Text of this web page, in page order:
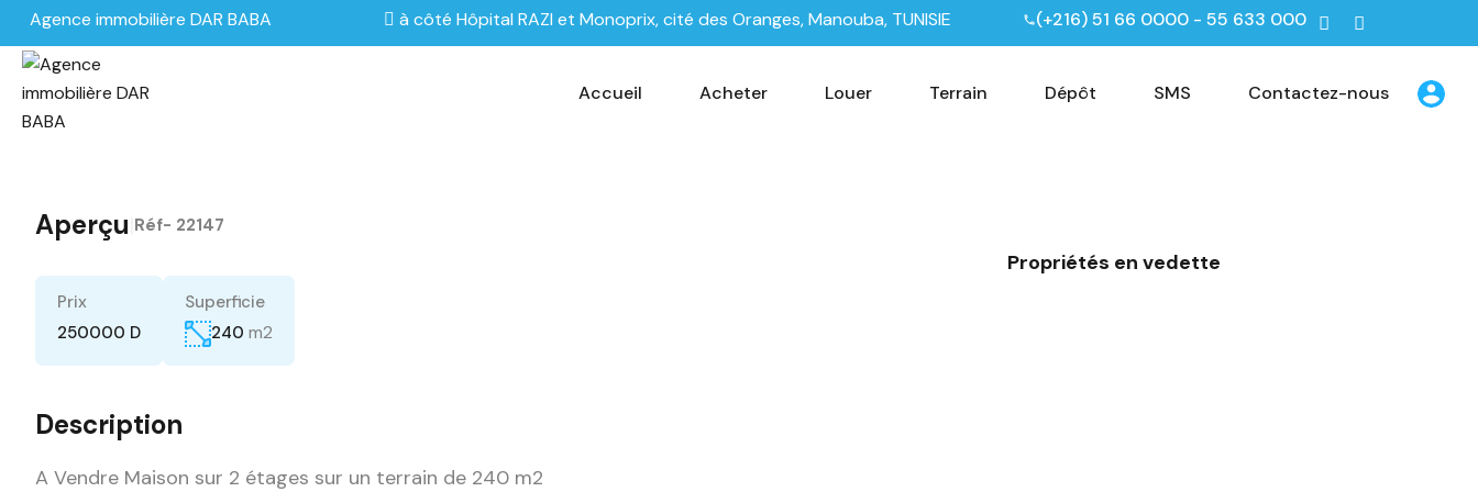
Agence immobilière DAR BABA à côté Hôpital RAZI et Monoprix, cité des Oranges, Manouba, TUNISIE (+216) 51 66 0000 - 55 633 000
Accueil Acheter Louer Terrain Dépôt SMS Contactez-nous
Aperçu Réf- 22147
Prix
250000 D
Superficie
240 m2
Description
A Vendre Maison sur 2 étages sur un terrain de 240 m2
Propriétés en vedette